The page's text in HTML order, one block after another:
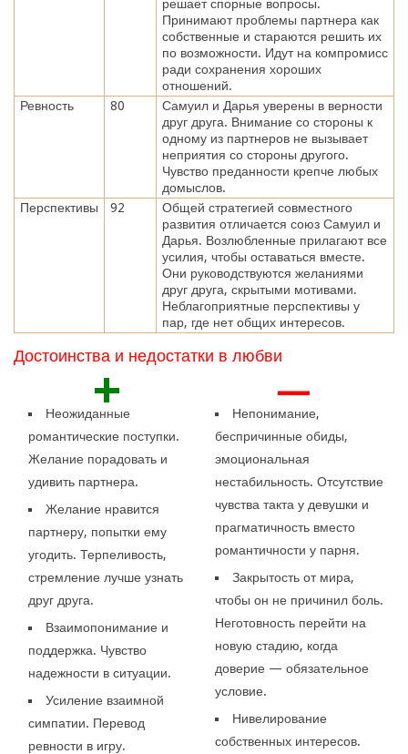
решает спорные вопросы.
Принимают проблемы партнера как
собственные и стараются решить их
по возможности. Идут на компромисс
ради сохранения хороших
отношений.
Ревность
80
Самуил и Дарья уверены в верности
друг друга. Внимание со стороны к
одному из партнеров не вызывает
неприятия со стороны другого.
Чувство преданности крепче любых
домыслов.
Перспективы
92
Общей стратегией совместного
развития отличается союз Самуил и
Дарья. Возлюбленные прилагают все
усилия, чтобы оставаться вместе.
Они руководствуются желаниями
друг друга, скрытыми мотивами.
Неблагоприятные перспективы у
пар, где нет общих интересов.
Достоинства и недостатки в любви
+
Неожиданные
романтические поступки.
Желание порадовать и
удивить партнера.
Желание нравится
партнеру, попытки ему
угодить. Терпеливость,
стремление лучше узнать
друг друга.
Взаимопонимание и
поддержка. Чувство
надежности в ситуации.
Усиление взаимной
симпатии. Перевод
ревности в игру.
—
Непонимание,
беспричинные обиды,
эмоциональная
нестабильность. Отсутствие
чувства такта у девушки и
прагматичность вместо
романтичности у парня.
Закрытость от мира,
чтобы он не причинил боль.
Неготовность перейти на
новую стадию, когда
доверие — обязательное
условие.
Нивелирование
собственных интересов.